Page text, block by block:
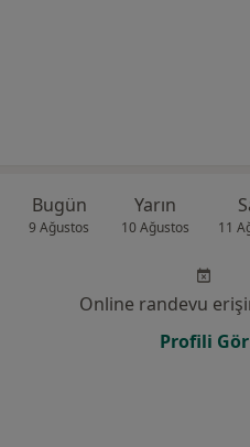
Bugün
9 Ağustos
Yarın
10 Ağustos 11
Online randevu
Profili Gör